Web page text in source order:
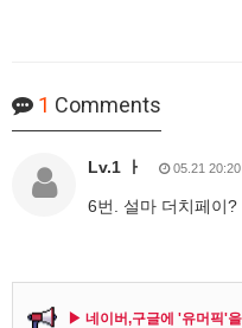
1 Comments
Lv.1 ㅏ 05.21 20:20
6번. 설마 더치페이?
▶ 네이버,구글에 '유머픽'